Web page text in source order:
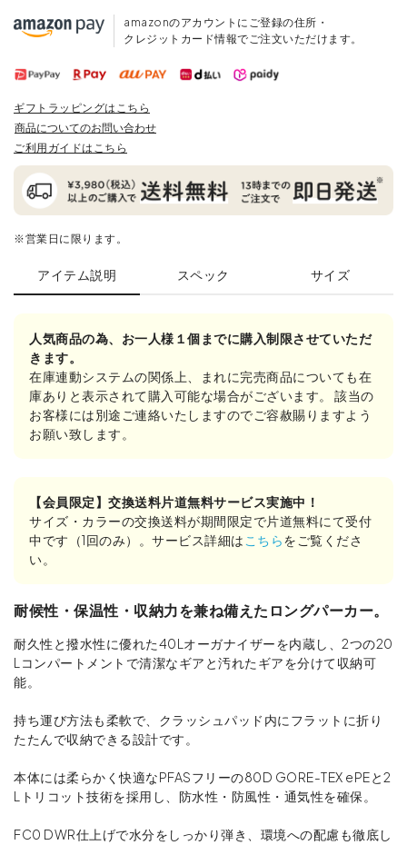
amazonのアカウントにご登録の住所・
クレジットカード情報でご注文いただけます。
ギフトラッピングはこちら
商品についてのお問い合わせ
ご利用ガイドはこちら
※営業日に限ります。
アイテム説明 スペック サイズ
人気商品の為、お一人様１個までに購入制限させていただ
きます。
在庫連動システムの関係上、まれに完売商品についても在
庫ありと表示されて購入可能な場合がございます。 該当の
お客様には別途ご連絡いたしますのでご容赦賜りますよう
お願い致します。
【会員限定】交換送料片道無料サービス実施中！
サイズ・カラーの交換送料が期間限定で片道無料にて受付
中です（1回のみ）。サービス詳細は こちらをご覧くださ
い。
耐候性・保温性・収納力を兼ね備えたロングパーカー。
耐久性と撥水性に優れた40Lオーガナイザーを内蔵し、2つの20
Lコンパートメントで清潔なギアと汚れたギアを分けて収納可
能。
持ち運び方法も柔軟で、クラッシュパッド内にフラットに折り
たたんで収納できる設計です。
本体には柔らかく快適なPFASフリーの80D GORE-TEX ePEと2
Lトリコット技術を採用し、防水性・防風性・通気性を確保。
FC0 DWR仕上げで水分をしっかり弾き、環境への配慮も徹底し